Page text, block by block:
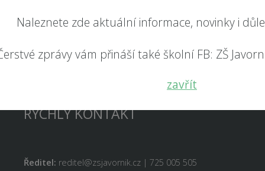
Naleznete zde aktuální informace, novinky i
zprávy vám přináší také školní FB: ZŠ
zavřít
RYCHLÝ KONTAKT
Ředitel: reditel@zsjavornik.cz | 725 005 505